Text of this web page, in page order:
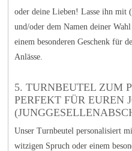
oder deine Lieben! Lasse ihn
und/oder dem Namen deiner
einem besonderen Geschenk für
Anlässe.
5. TURNBEUTEL ZUM
PERFEKT FÜR EUREN
Unser Turnbeutel personalisiert
witzigen Spruch oder einem